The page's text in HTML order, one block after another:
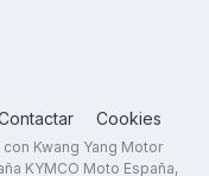
Cookies
Kwang Yang Motor
KYMCO Moto España,